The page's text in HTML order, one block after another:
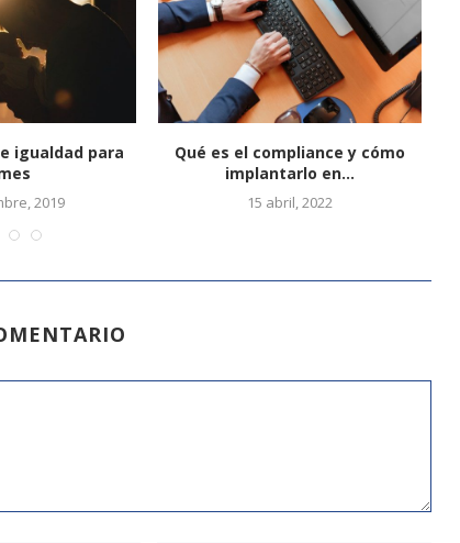
igualdad para
2019
Qué es el compliance y cómo
implantarlo en...
15 abril, 2022